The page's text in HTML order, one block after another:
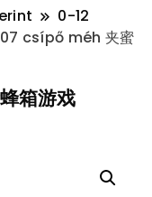
0-12
csípő méh 夹蜜
箱游戏